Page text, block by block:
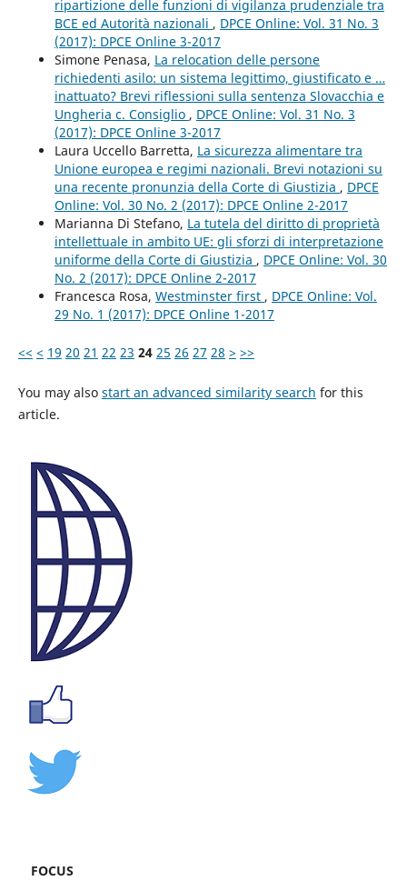
ripartizione delle funzioni di vigilanza prudenziale tra
BCE ed Autorità nazionali , DPCE Online: Vol. 31 No. 3
(2017): DPCE Online 3-2017
Simone Penasa, La relocation delle persone
richiedenti asilo: un sistema legittimo, giustificato e …
inattuato? Brevi riflessioni sulla sentenza Slovacchia e
Ungheria c. Consiglio , DPCE Online: Vol. 31 No. 3
(2017): DPCE Online 3-2017
Laura Uccello Barretta, La sicurezza alimentare tra
Unione europea e regimi nazionali. Brevi notazioni su
una recente pronunzia della Corte di Giustizia , DPCE
Online: Vol. 30 No. 2 (2017): DPCE Online 2-2017
Marianna Di Stefano, La tutela del diritto di proprietà
intellettuale in ambito UE: gli sforzi di interpretazione
uniforme della Corte di Giustizia , DPCE Online: Vol. 30
No. 2 (2017): DPCE Online 2-2017
Francesca Rosa, Westminster first , DPCE Online: Vol.
29 No. 1 (2017): DPCE Online 1-2017
<< < 19 20 21 22 23 24 25 26 27 28 > >>
You may also start an advanced similarity search for this
article.
FOCUS